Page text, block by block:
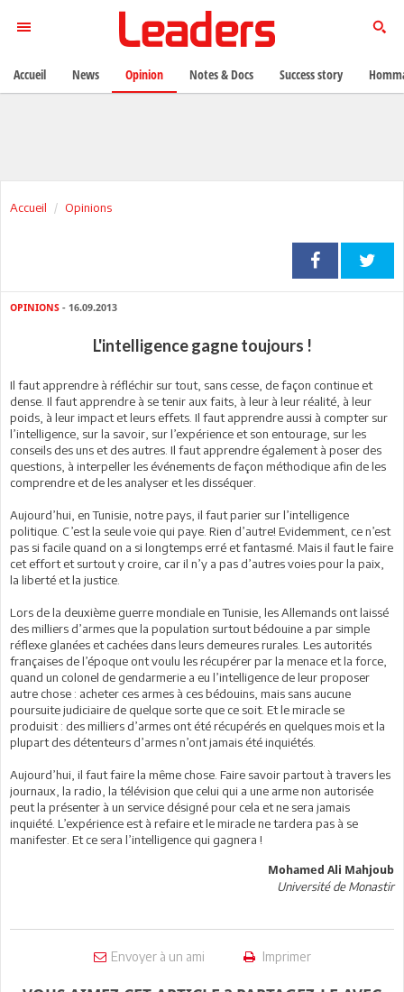
Accueil Opinions
OPINIONS - 16.09.2013
L'intelligence gagne toujours !
Il faut apprendre à réfléchir sur tout, sans cesse, de façon continue et
dense. Il faut apprendre à se tenir aux faits, à leur à leur réalité, à leur
poids, à leur impact et leurs effets. Il faut apprendre aussi à compter sur
l’intelligence, sur la savoir, sur l’expérience et son entourage, sur les
conseils des uns et des autres. Il faut apprendre également à poser des
questions, à interpeller les événements de façon méthodique afin de les
comprendre et de les analyser et les disséquer.
Aujourd’hui, en Tunisie, notre pays, il faut parier sur l’intelligence
politique. C’est la seule voie qui paye. Rien d’autre! Evidemment, ce n’est
pas si facile quand on a si longtemps erré et fantasmé. Mais il faut le faire
cet effort et surtout y croire, car il n’y a pas d’autres voies pour la paix,
la liberté et la justice.
Lors de la deuxième guerre mondiale en Tunisie, les Allemands ont laissé
des milliers d’armes que la population surtout bédouine a par simple
réflexe glanées et cachées dans leurs demeures rurales. Les autorités
françaises de l’époque ont voulu les récupérer par la menace et la force,
quand un colonel de gendarmerie a eu l’intelligence de leur proposer
autre chose : acheter ces armes à ces bédouins, mais sans aucune
poursuite judiciaire de quelque sorte que ce soit. Et le miracle se
produisit : des milliers d’armes ont été récupérés en quelques mois et la
plupart des détenteurs d’armes n’ont jamais été inquiétés.
Aujourd’hui, il faut faire la même chose. Faire savoir partout à travers les
journaux, la radio, la télévision que celui qui a une arme non autorisée
peut la présenter à un service désigné pour cela et ne sera jamais
inquiété. L’expérience est à refaire et le miracle ne tardera pas à se
manifester. Et ce sera l’intelligence qui gagnera !
Mohamed Ali Mahjoub
Université de Monastir
Envoyer à un ami Imprimer
Accueil News Opinion Notes & Docs Success story